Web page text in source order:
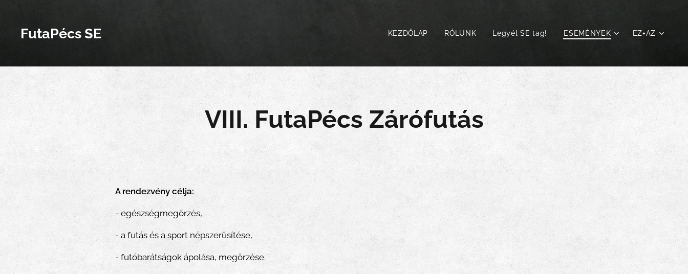
FutaPécs SE KEZDŐLAP RÓLUNK Legyél SE tag! ESEMÉNYEK EZ+AZ
VIII. FutaPécs Zárófutás
A rendezvény célja:
- egészségmegőrzés,
- a futás és a sport népszerűsítése,
- futóbarátságok ápolása, megőrzése.